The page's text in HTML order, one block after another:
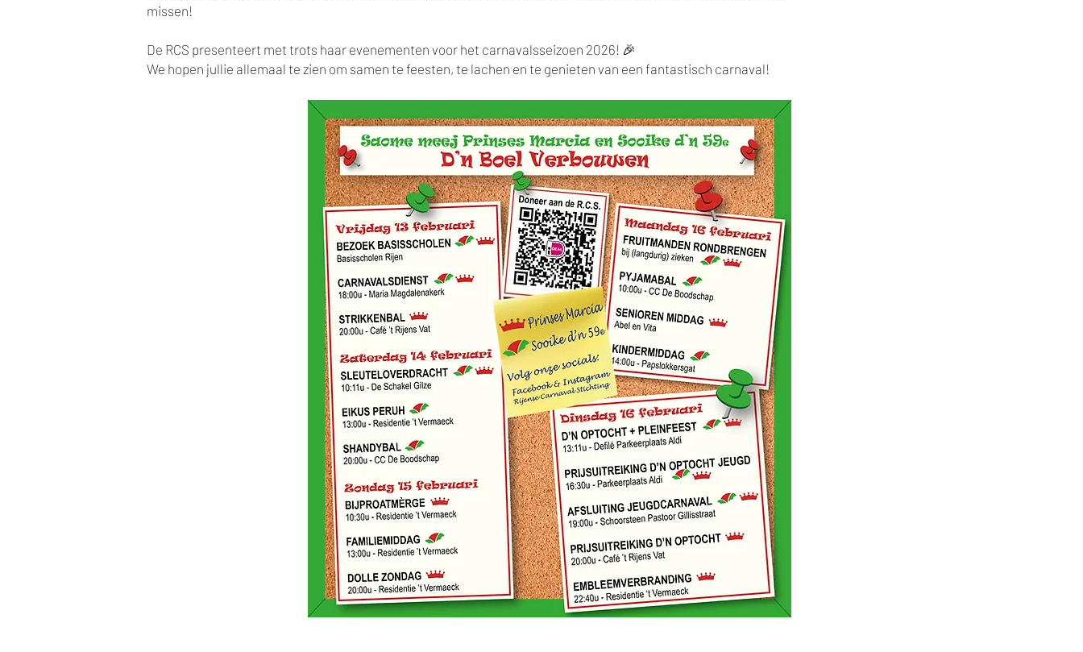
missen!
De RCS presenteert met trots haar evenementen voor het carnavalsseizoen 2026! 🎉
We hopen jullie allemaal te zien om samen te feesten, te lachen en te genieten van een fantastisch carnaval!